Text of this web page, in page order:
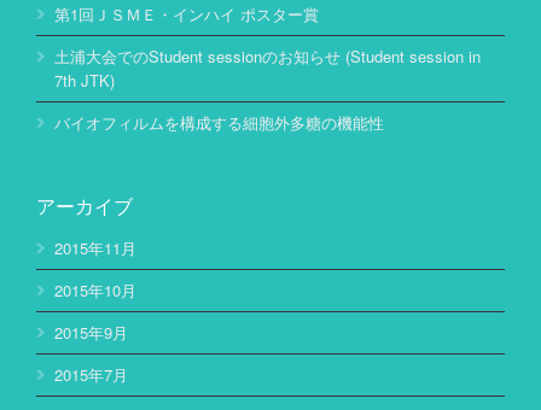
第1回ＪＳＭＥ・インハイ ポスター賞
土浦大会でのStudent sessionのお知らせ (Student session in
7th JTK)
バイオフィルムを構成する細胞外多糖の機能性
アーカイブ
2015年11月
2015年10月
2015年9月
2015年7月